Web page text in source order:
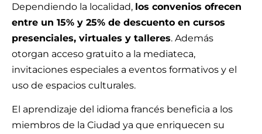
Dependiendo la localidad, los convenios ofrecen
entre un 15% y 25% de descuento en cursos
presenciales, virtuales y talleres. Además
otorgan acceso gratuito a la mediateca,
invitaciones especiales a eventos formativos y el
uso de espacios culturales.
El aprendizaje del idioma francés beneficia a los
miembros de la Ciudad ya que enriquecen su